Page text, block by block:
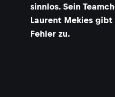
sinnlos. Sein
Laurent Mekies gibt
Fehler zu.